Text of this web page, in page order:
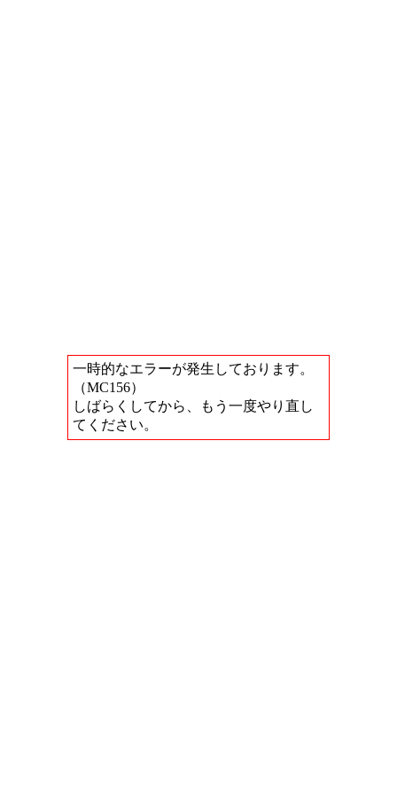
一時的なエラーが発生しております。
（MC156）
しばらくしてから、もう一度やり直し
てください。